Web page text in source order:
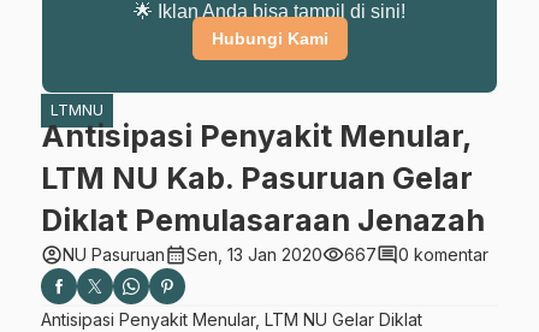
🌟 Iklan Anda bisa tampil di sini!
Hubungi Kami
LTMNU
Antisipasi Penyakit Menular,
LTM NU Kab. Pasuruan Gelar
Diklat Pemulasaraan Jenazah
account_circleNU Pasuruancalendar_monthSen, 13 Jan 2020visibility667comment0 komentar
Antisipasi Penyakit Menular, LTM NU Gelar Diklat